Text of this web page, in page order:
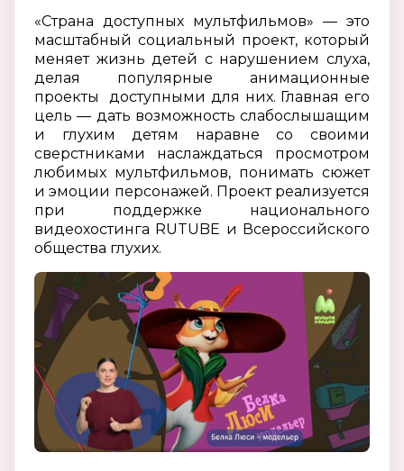
«Страна доступных мультфильмов» — это
масштабный социальный проект, который
меняет жизнь детей с нарушением слуха,
делая популярные анимационные
проекты доступными для них. Главная его
цель — дать возможность слабослышащим
и глухим детям наравне со своими
сверстниками наслаждаться просмотром
любимых мультфильмов, понимать сюжет
и эмоции персонажей. Проект реализуется
при поддержке национального
видеохостинга RUTUBE и Всероссийского
общества глухих.